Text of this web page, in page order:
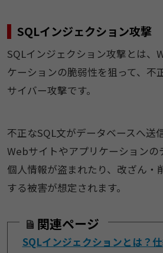
SQLインジェクション攻撃
SQLインジェクション攻撃とは、
ケーションの脆弱性を狙って、不
サイバー攻撃です。
不正なSQL文がデータベースへ送
Webサイトやアプリケーションの
個人情報が盗まれたり、改ざん・
する被害が想定されます。
関連ページ
SQLインジェクションとは？